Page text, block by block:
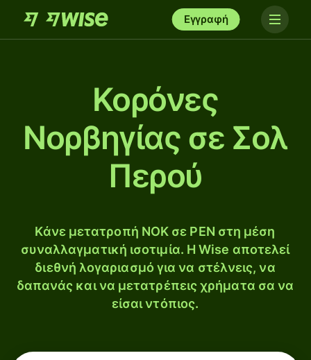
Εγγραφή
Κορόνες
Νορβηγίας σε Σολ
Περού
Κάνε μετατροπή NOK σε PEN στη μέση
συναλλαγματική ισοτιμία. Η Wise αποτελεί
διεθνή λογαριασμό για να στέλνεις, να
δαπανάς και να μετατρέπεις χρήματα σα να
είσαι ντόπιος.